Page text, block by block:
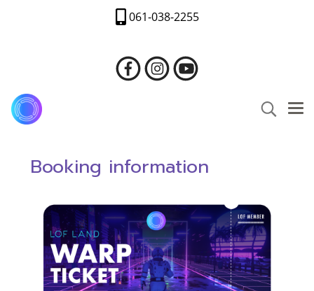
061-038-2255
Booking information